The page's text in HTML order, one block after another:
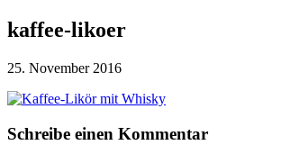
kaffee-likoer
25. November 2016
Leser-
Schreibe einen Kommentar